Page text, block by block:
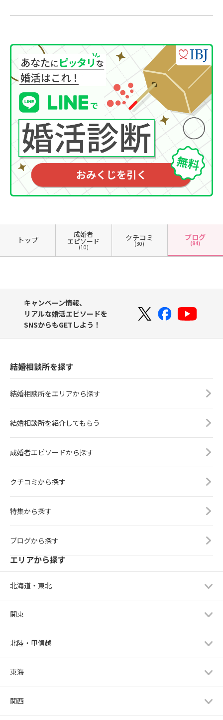
トップ
成婚者
エピソード
(10)
クチコミ
(30)
ブログ
(84)
キャンペーン情報、
リアルな婚活エピソードを
SNSからもGETしよう！
結婚相談所を探す
結婚相談所をエリアから探す
結婚相談所を紹介してもらう
成婚者エピソードから探す
クチコミから探す
特集から探す
ブログから探す
エリアから探す
北海道・東北
関東
北陸・甲信越
東海
関西